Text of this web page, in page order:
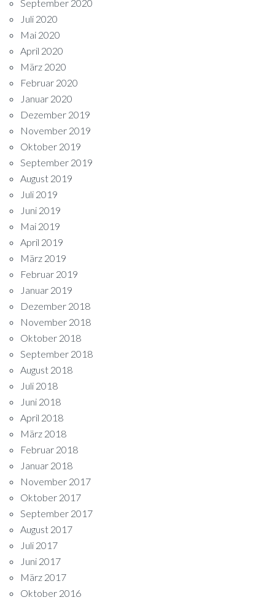
September 2020
Juli 2020
Mai 2020
April 2020
März 2020
Februar 2020
Januar 2020
Dezember 2019
November 2019
Oktober 2019
September 2019
August 2019
Juli 2019
Juni 2019
Mai 2019
April 2019
März 2019
Februar 2019
Januar 2019
Dezember 2018
November 2018
Oktober 2018
September 2018
August 2018
Juli 2018
Juni 2018
April 2018
März 2018
Februar 2018
Januar 2018
November 2017
Oktober 2017
September 2017
August 2017
Juli 2017
Juni 2017
März 2017
Oktober 2016